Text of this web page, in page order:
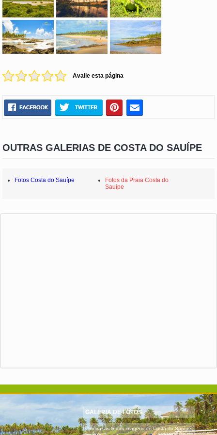
Avalie esta página
OUTRAS GALERIAS DE COSTA DO SAUÍPE
Fotos Costa do Sauípe
Fotos da Praia Costa do
Sauípe
GALERIA DE FOTOS
Confira, as lindas imagens de Costa do Sauípe!